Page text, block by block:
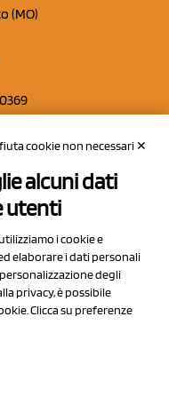
(MO)
i.v.
cookie non necessari ✕
alcuni dati
utenti
i cookie e
elaborare i dati personali
degli
privacy, è possibile
Clicca su preferenze